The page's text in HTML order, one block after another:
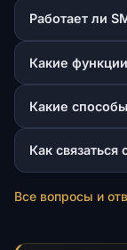
Работает ли
Какие
Какие
Как
Все вопросы и